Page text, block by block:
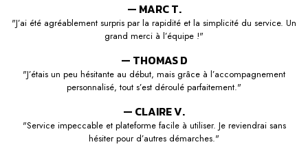
— MARC T.
"J’ai été agréablement surpris par la rapidité et la simplicité du service. Un
grand merci à l’équipe !"
— THOMAS D
"J’étais un peu hésitante au début, mais grâce à l’accompagnement
personnalisé, tout s’est déroulé parfaitement."
— CLAIRE V.
"Service impeccable et plateforme facile à utiliser. Je reviendrai sans
hésiter pour d’autres démarches."